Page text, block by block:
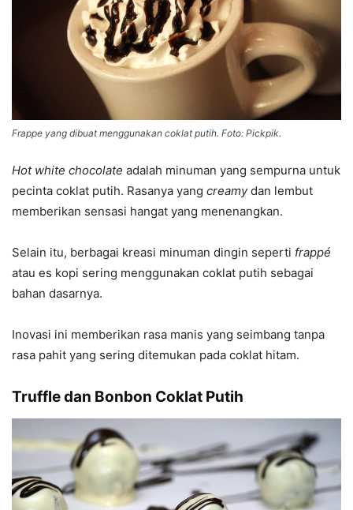
Frappe yang dibuat menggunakan coklat putih. Foto: Pickpik.
Hot white chocolate adalah minuman yang sempurna untuk
pecinta coklat putih. Rasanya yang creamydan lembut
memberikan sensasi hangat yang menenangkan.
Selain itu, berbagai kreasi minuman dingin seperti frappé
atau es kopi sering menggunakan coklat putih sebagai
bahan dasarnya.
Inovasi ini memberikan rasa manis yang seimbang tanpa
rasa pahit yang sering ditemukan pada coklat hitam.
Truffle dan Bonbon Coklat Putih